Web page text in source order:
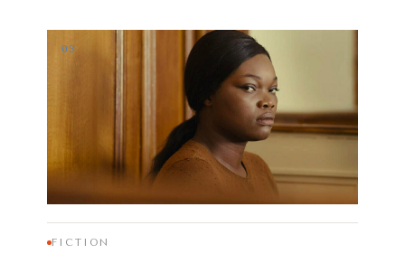
03
FICTION